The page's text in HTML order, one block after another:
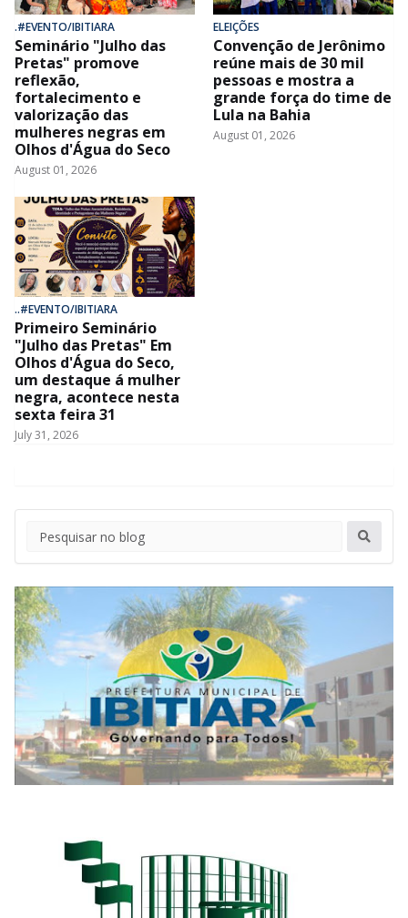
.#EVENTO/IBITIARA
Seminário "Julho das
Pretas" promove
reflexão,
fortalecimento e
valorização das
mulheres negras em
Olhos d'Água do Seco
August 01, 2026
ELEIÇÕES
Convenção de Jerônimo
reúne mais de 30 mil
pessoas e mostra a
grande força do time de
Lula na Bahia
August 01, 2026
..#EVENTO/IBITIARA
Primeiro Seminário
"Julho das Pretas" Em
Olhos d'Água do Seco,
um destaque á mulher
negra, acontece nesta
sexta feira 31
July 31, 2026